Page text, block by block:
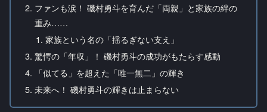
ファンも涙！ 磯村勇斗を育んだ「両親」と家族の絆の
重み……
家族という名の「揺るぎない支え」
驚愕の「年収」！ 磯村勇斗の成功がもたらす感動
「似てる」を超えた「唯一無二」の輝き
未来へ！ 磯村勇斗の輝きは止まらない